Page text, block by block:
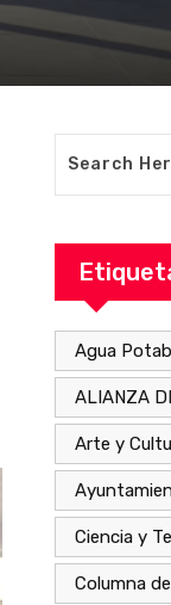
Agua
ALIANZA
Arte y
Ciencia y
Columna